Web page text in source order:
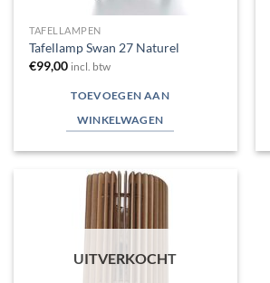
TAFELLAMPEN
Tafellamp Swan 27 Naturel
€99,00 incl. btw
TOEVOEGEN AAN
WINKELWAGEN
UITVERKOCHT